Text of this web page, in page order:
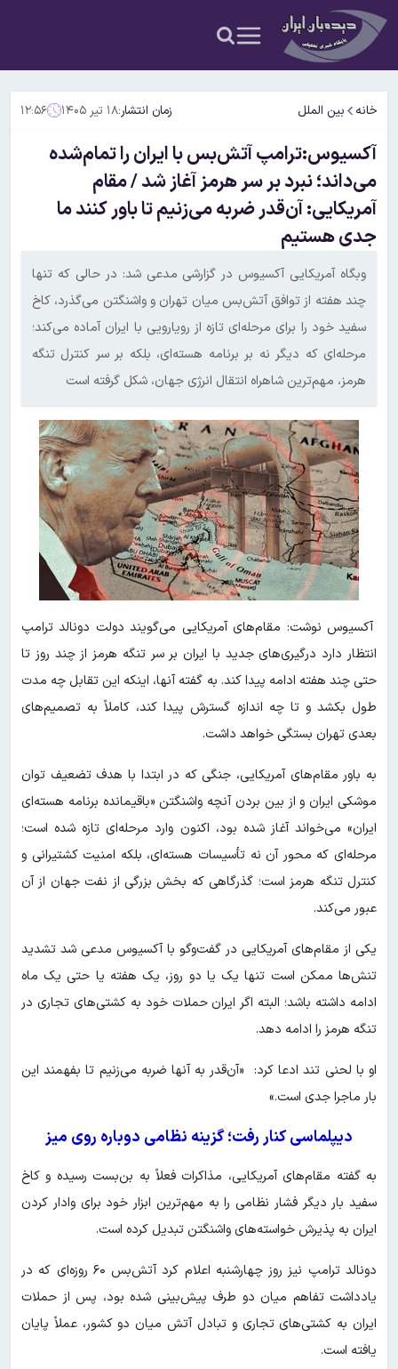
خانه بین الملل زمان انتشار:۱۸ تیر ۱۴۰۵ ۱۲:۵۶
آکسیوس:ترامپ آتش‌بس با ایران را تمام‌شده
می‌داند؛ نبرد بر سر هرمز آغاز شد / مقام
آمریکایی: آن‌قدر ضربه می‌زنیم تا باور کنند ما
جدی هستیم
وبگاه آمریکایی آکسیوس در گزارشی مدعی شد: در حالی که تنها
چند هفته از توافق آتش‌بس میان تهران و واشنگتن می‌گذرد، کاخ
سفید خود را برای مرحله‌ای تازه از رویارویی با ایران آماده می‌کند؛
مرحله‌ای که دیگر نه بر برنامه هسته‌ای، بلکه بر سر کنترل تنگه
هرمز، مهم‌ترین شاهراه انتقال انرژی جهان، شکل گرفته است
آکسیوس نوشت: مقام‌های آمریکایی می‌گویند دولت دونالد ترامپ
انتظار دارد درگیری‌های جدید با ایران بر سر تنگه هرمز از چند روز تا
حتی چند هفته ادامه پیدا کند. به گفته آنها، اینکه این تقابل چه مدت
طول بکشد و تا چه اندازه گسترش پیدا کند، کاملاً به تصمیم‌های
بعدی تهران بستگی خواهد داشت.
به باور مقام‌های آمریکایی، جنگی که در ابتدا با هدف تضعیف توان
موشکی ایران و از بین بردن آنچه واشنگتن «باقیمانده برنامه هسته‌ای
ایران» می‌خواند آغاز شده بود، اکنون وارد مرحله‌ای تازه شده است؛
مرحله‌ای که محور آن نه تأسیسات هسته‌ای، بلکه امنیت کشتیرانی و
کنترل تنگه هرمز است؛ گذرگاهی که بخش بزرگی از نفت جهان از آن
عبور می‌کند.
یکی از مقام‌های آمریکایی در گفت‌وگو با آکسیوس مدعی شد تشدید
تنش‌ها ممکن است تنها یک یا دو روز، یک هفته یا حتی یک ماه
ادامه داشته باشد؛ البته اگر ایران حملات خود به کشتی‌های تجاری در
تنگه هرمز را ادامه دهد.
او با لحنی تند ادعا کرد: «آن‌قدر به آنها ضربه می‌زنیم تا بفهمند این
بار ماجرا جدی است.»
دیپلماسی کنار رفت؛ گزینه نظامی دوباره روی میز
به گفته مقام‌های آمریکایی، مذاکرات فعلاً به بن‌بست رسیده و کاخ
سفید بار دیگر فشار نظامی را به مهم‌ترین ابزار خود برای وادار کردن
ایران به پذیرش خواسته‌های واشنگتن تبدیل کرده است.
دونالد ترامپ نیز روز چهارشنبه اعلام کرد آتش‌بس ۶۰ روزه‌ای که در
یادداشت تفاهم میان دو طرف پیش‌بینی شده بود، پس از حملات
ایران به کشتی‌های تجاری و تبادل آتش میان دو کشور، عملاً پایان
یافته است.